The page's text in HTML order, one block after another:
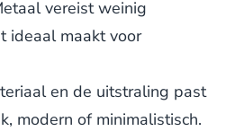
vereist weinig
ideaal maakt voor
en de uitstraling past
modern of minimalistisch.